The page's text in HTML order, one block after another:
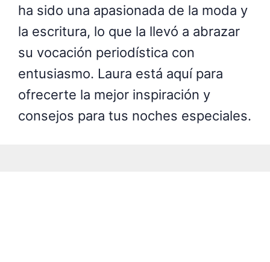
ha sido una apasionada de la moda y
la escritura, lo que la llevó a abrazar
su vocación periodística con
entusiasmo. Laura está aquí para
ofrecerte la mejor inspiración y
consejos para tus noches especiales.